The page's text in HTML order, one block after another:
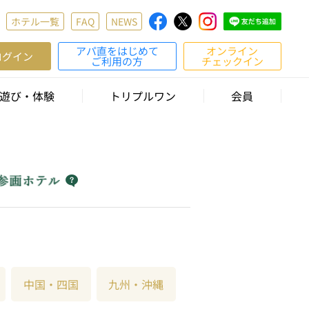
ホテル一覧 FAQ NEWS
グイン アパ直をはじめて
ご利用の方
オンライン
チェックイン
遊び・体験 トリプルワン 会員
中国・四国 九州・沖縄